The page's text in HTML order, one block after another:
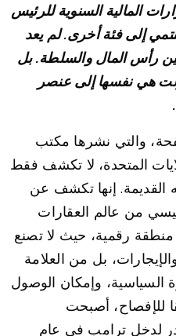
المالية السنوية للرئيس
ترامب لعام ٢٠٢٥ تنتمي إلى فئة أخرى. لم يعد
رأس المال والسلطة. بل
هي نفسها إلى عنصر
المؤلفة من ٩٢٧ صفحة، والتي نشرها مكتب
المتحدة، لا تكشف فقط
إنها تكشف عن
من عالم العقارات
منطقة رقمية، حيث لا تصنع
بل من العلامة
السياسية، وإمكان الوصول
للإفصاح، أصبحت
لدخل ترامب في عام